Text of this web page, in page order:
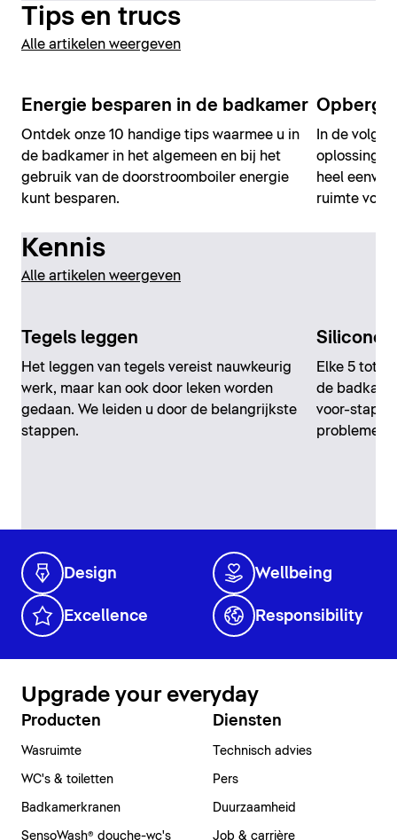
Tips en trucs
Alle artikelen weergeven
Energie besparen in de badkamer
Ontdek onze 10 handige tips waarmee u in
de badkamer in het algemeen en bij het
gebruik van de doorstroomboiler energie
kunt besparen.
In de
heel
ruimte voor
Kennis
Alle artikelen weergeven
Tegels leggen
Het leggen van tegels vereist nauwkeurig
werk, maar kan ook door leken worden
gedaan. We leiden u door de belangrijkste
stappen.
Elke 5 tot 8
de
voor-stap-
problemen
Design Wellbeing
Excellence Responsibility
Upgrade your everyday
Producten
Wasruimte
WC's & toiletten
Badkamerkranen
SensoWash® douche-wc's
Diensten
Technisch advies
Pers
Duurzaamheid
Job & carrière